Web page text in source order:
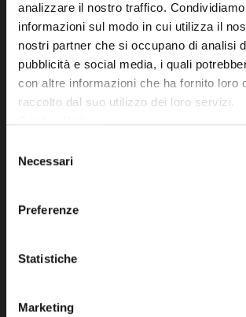
analizzare il nostro traffico.
informazioni sul modo in cui utilizza il
nostri partner che si occupano di analisi
pubblicità e social media, i quali
con altre informazioni che ha fornito loro
raccolto dal suo utilizzo dei loro servizi.
delNecessari
Preferenze
Statistiche
Marketing
Fondazione Collegio San
Via San Carlo 5
41121 Modena (MO)
P.I. 00641060363